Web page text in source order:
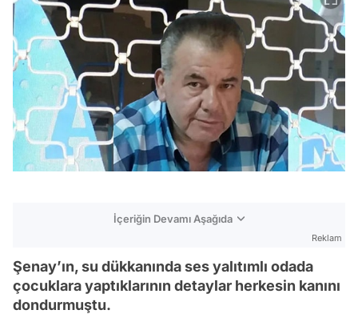
İçeriğin Devamı Aşağıda
Reklam
Şenay’ın, su dükkanında ses yalıtımlı odada
çocuklara yaptıklarının detaylar herkesin kanını
dondurmuştu.